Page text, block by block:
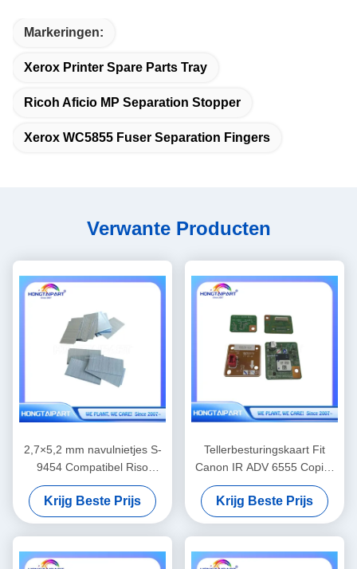
Markeringen:
Xerox Printer Spare Parts Tray
Ricoh Aficio MP Separation Stopper
Xerox WC5855 Fuser Separation Fingers
Verwante Producten
2,7×5,2 mm navulnietjes S-
9454 Compatibel Riso
Finisher Binding
Vervangingsbenodigdheden
Krijg Beste Prijs
Tellerbesturingskaart Fit
Canon IR ADV 6555 Copier
reserveonderdelen
Krijg Beste Prijs